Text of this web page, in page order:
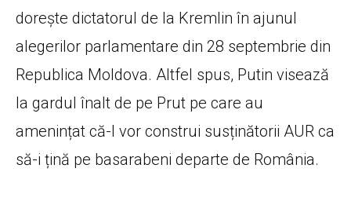
dorește dictatorul de la Kremlin în ajunul
alegerilor parlamentare din 28 septembrie din
Republica Moldova. Altfel spus, Putin visează
la gardul înalt de pe Prut pe care au
amenințat că-l vor construi susținătorii AUR ca
să-i țină pe basarabeni departe de România.